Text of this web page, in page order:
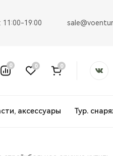
11:00-19:00
0 0 0
аксессуары Тур.